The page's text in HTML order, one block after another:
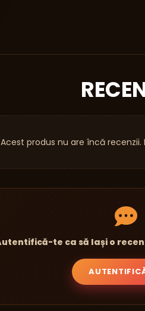
Acest produs nu are încă recenzii.
te ca să lași o